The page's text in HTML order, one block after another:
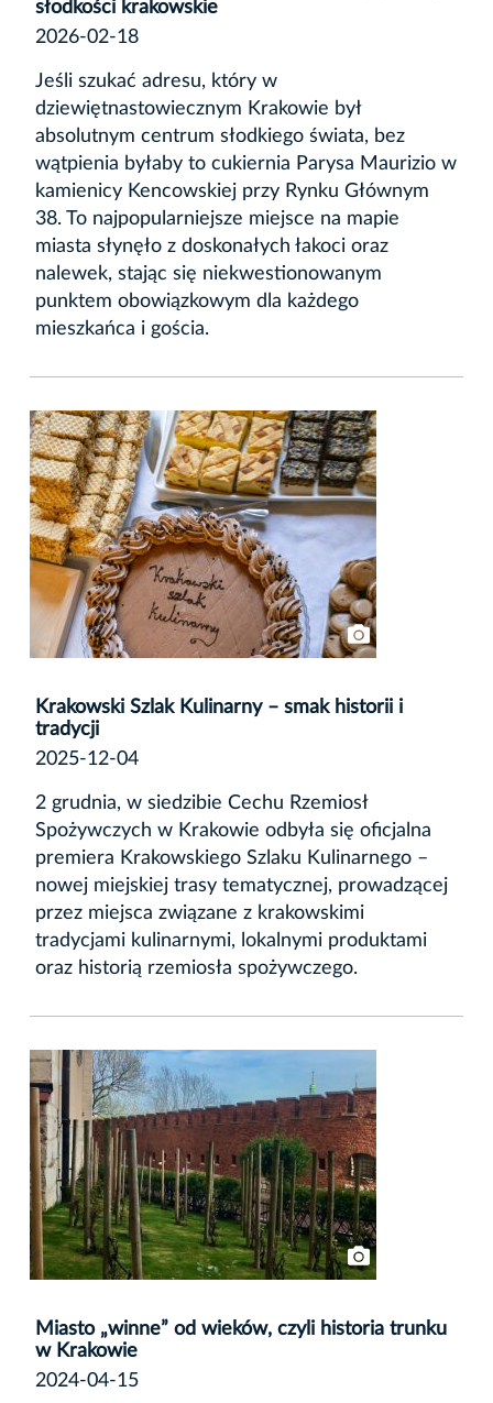
słodkości krakowskie
2026-02-18
Jeśli szukać adresu, który w
dziewiętnastowiecznym Krakowie był
absolutnym centrum słodkiego świata, bez
wątpienia byłaby to cukiernia Parysa Maurizio w
kamienicy Kencowskiej przy Rynku Głównym
38. To najpopularniejsze miejsce na mapie
miasta słynęło z doskonałych łakoci oraz
nalewek, stając się niekwestionowanym
punktem obowiązkowym dla każdego
mieszkańca i gościa.
Krakowski Szlak Kulinarny – smak historii i
tradycji
2025-12-04
2 grudnia, w siedzibie Cechu Rzemiosł
Spożywczych w Krakowie odbyła się oficjalna
premiera Krakowskiego Szlaku Kulinarnego –
nowej miejskiej trasy tematycznej, prowadzącej
przez miejsca związane z krakowskimi
tradycjami kulinarnymi, lokalnymi produktami
oraz historią rzemiosła spożywczego.
Miasto „winne” od wieków, czyli historia trunku
w Krakowie
2024-04-15